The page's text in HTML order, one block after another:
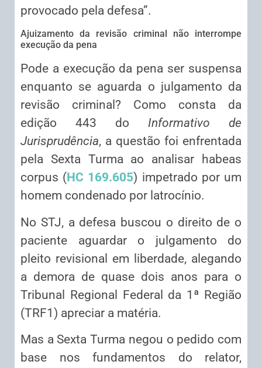
provocado pela defesa”.
Ajuizamento da revisão criminal não interrompe
execução da pena
Pode a execução da pena ser suspensa
enquanto se aguarda o julgamento da
revisão criminal? Como consta da
edição 443 do Informativo de
Jurisprudência, a questão foi enfrentada
pela Sexta Turma ao analisar habeas
corpus (HC 169.605) impetrado por um
homem condenado por latrocínio.
No STJ, a defesa buscou o direito de o
paciente aguardar o julgamento do
pleito revisional em liberdade, alegando
a demora de quase dois anos para o
Tribunal Regional Federal da 1ª Região
(TRF1) apreciar a matéria.
Mas a Sexta Turma negou o pedido com
base nos fundamentos do relator,